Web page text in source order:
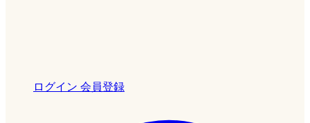
ログイン 会員登録